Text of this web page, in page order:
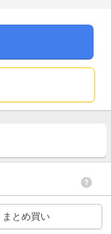
まとめ買い